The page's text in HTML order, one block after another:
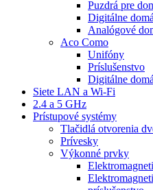
Puzdrá pre
Digitálne
Analógové
Aco Como
Unifóny
Príslušenstvo
Digitálne
Siete LAN a Wi-Fi
2.4 a 5 GHz
Prístupové systémy
Tlačidlá otvorenia
Prívesky
Výkonné prvky